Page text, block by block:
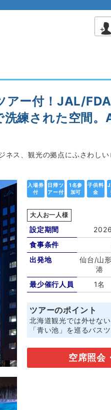
アー付！JAL/
練された空間
ス、観光の拠点にふさわしい
入場券
付
日帰ツ
アー付
1名参
加可
子供料
金
大人お一人様
設定期間
食事条件
出発地
仙台/山
港
最少催行人員
1名
ツアーのポイント
北海道観光では外せな
「青い池」を巡るバス
空席照会